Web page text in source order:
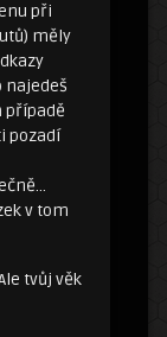
při
měly
najedeš
případě
pozadí
v tom
tvůj věk